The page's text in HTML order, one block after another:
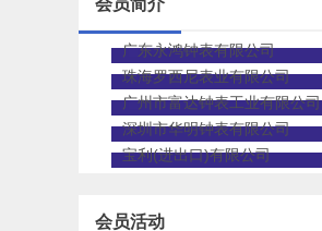
会员简介
广东永鸿钟表有限公司
珠海罗西尼表业有限公司
广州市富达钟表工业有限公司
深圳市华明钟表有限公司
宝利(进出口)有限公司
会员活动